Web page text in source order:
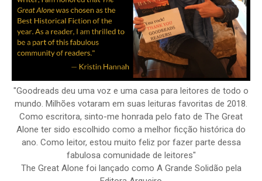
"Goodreads deu uma voz e uma casa para leitores de todo o
mundo. Milhões votaram em suas leituras favoritas de 2018.
Como escritora, sinto-me honrada pelo fato de The Great
Alone ter sido escolhido como a melhor ficção histórica do
ano. Como leitor, estou muito feliz por fazer parte dessa
fabulosa comunidade de leitores"
The Great Alone foi lançado como A Grande Solidão pela